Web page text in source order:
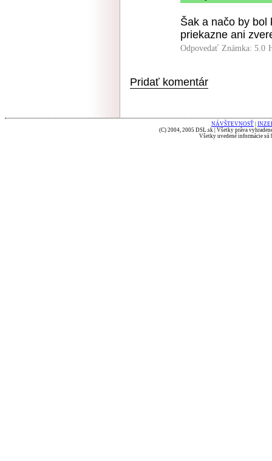
Šak a načo by bol
priekazne ani
Odpovedať Známka: 5.0
Pridať komentár
NÁVŠTEVNOSŤ
(C) 2004, 2005 DSL.sk | Všetky práva
Všetky uvedené informácie sú